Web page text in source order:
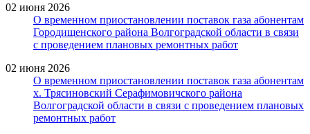
02 июня 2026
О временном приостановлении поставок газа абонентам
Городищенского района Волгоградской области в связи
с проведением плановых ремонтных работ
02 июня 2026
О временном приостановлении поставок газа абонентам
х. Трясиновский Серафимовичского района
Волгоградской области в связи с проведением плановых
ремонтных работ